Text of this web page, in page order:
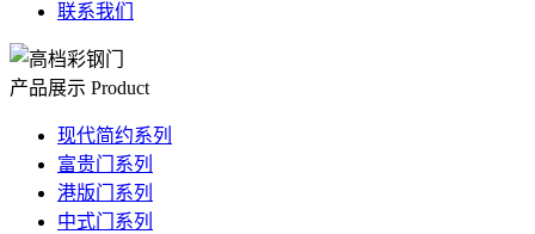
联系我们
产品展示 Product
现代简约系列
富贵门系列
港版门系列
中式门系列